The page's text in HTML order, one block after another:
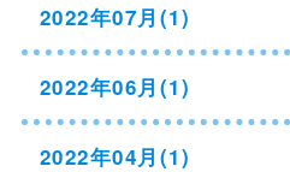
2022年07月(1)
2022年06月(1)
2022年04月(1)